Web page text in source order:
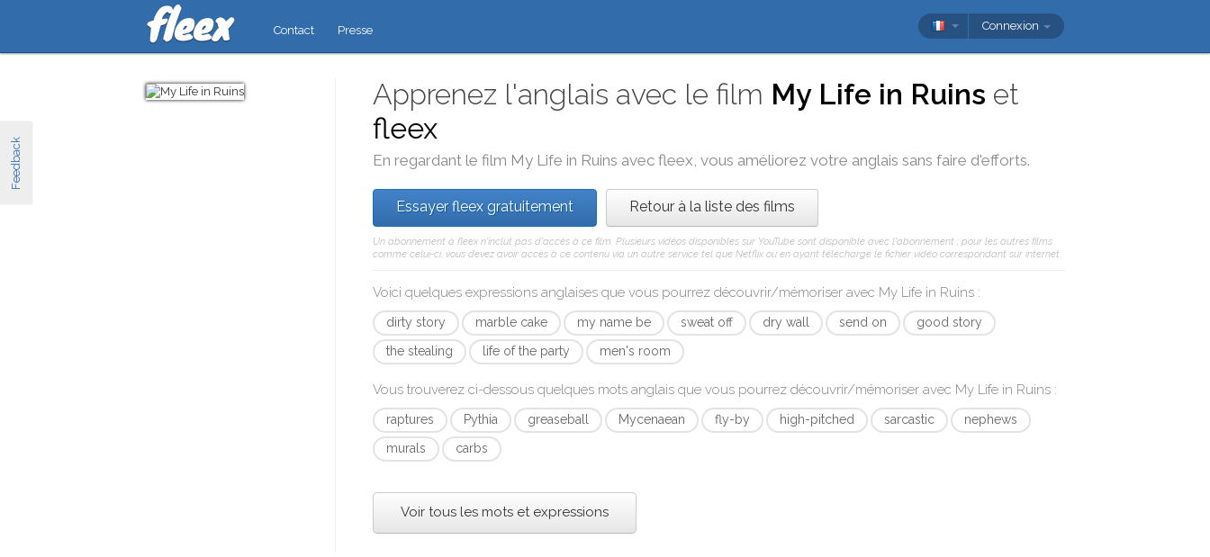
Feedback
Contact Presse Connexion
Apprenez l'anglais avec le film My Life in Ruins et
fleex
En regardant le film My Life in Ruins avecfleex, vous améliorez votre anglais sans faire d'efforts.
Essayer fleex gratuitement Retour à la liste des films
Un abonnement à fleex n'inclut pas d'accès à ce film. Plusieurs vidéos disponibles sur YouTube sont disponible avec l'abonnement ; pour les autres films
comme celui-ci, vous devez avoir accès à ce contenu via un autre service tel que Netflix ou en ayant téléchargé le fichier vidéo correspondant sur internet.
Voici quelques expressions anglaises que vous pourrez découvrir/mémoriser avec My Life in Ruins :
dirty story marble cake my name be sweat off dry wall send on
good story
the stealing
life of the party men's room
Vous trouverez ci-dessous quelques mots anglais que vous pourrez découvrir/mémoriser avec My Life in Ruins :
raptures Pythia greaseball Mycenaean fly-by high-pitched sarcastic
nephews
murals
carbs
Voir tous les mots et expressions